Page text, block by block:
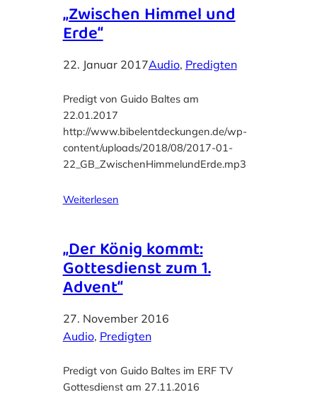
„Zwischen Himmel und
Erde“
22. Januar 2017Audio, Predigten
Predigt von Guido Baltes am
22.01.2017
http://www.bibelentdeckungen.de/wp-
content/uploads/2018/08/2017-01-
22_GB_ZwischenHimmelundErde.mp3
Weiterlesen
„Der König kommt:
Gottesdienst zum 1.
Advent“
27. November 2016
Audio, Predigten
Predigt von Guido Baltes im ERF TV
Gottesdienst am 27.11.2016